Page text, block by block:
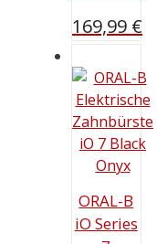
169,99 €
ORAL-B
iO Series